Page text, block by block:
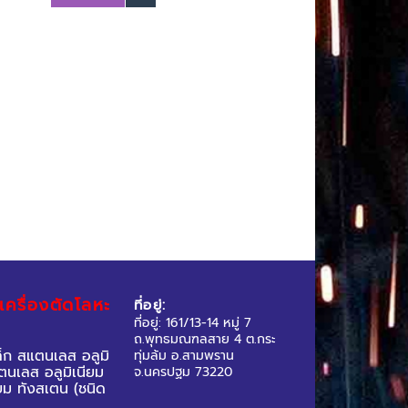
รื่องตัดโลหะ
สแตนเลส อลูมิ
เลส อลูมิเนียม
ทังสเตน (ชนิด
ที่อยู่:
ที่อยู่: 161/13-14 หมู่ 7
ถ.พุทธมณฑลสาย 4 ต.กระ
ทุ่มล้ม อ.สามพราน
จ.นครปฐม 73220